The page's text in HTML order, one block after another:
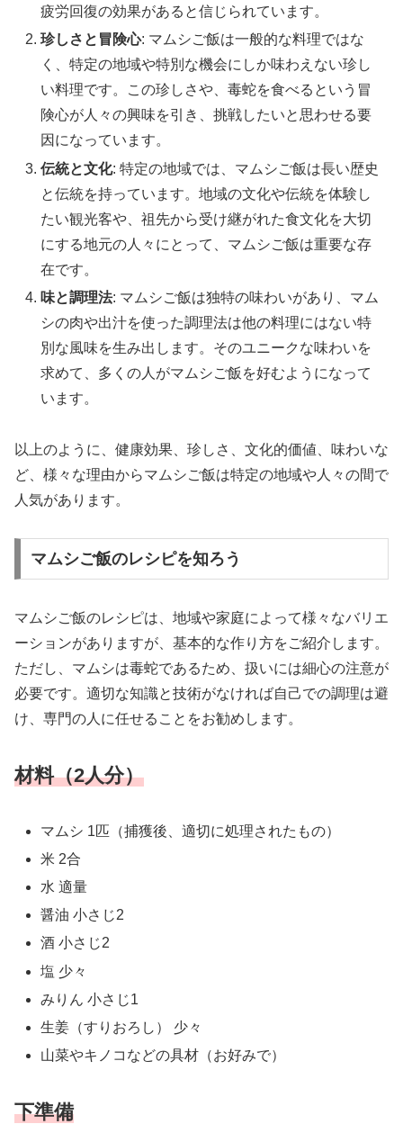
疲労回復の効果があると信じられています。
珍しさと冒険心: マムシご飯は一般的な料理ではな
く、特定の地域や特別な機会にしか味わえない珍し
い料理です。この珍しさや、毒蛇を食べるという冒
険心が人々の興味を引き、挑戦したいと思わせる要
因になっています。
伝統と文化: 特定の地域では、マムシご飯は長い歴史
と伝統を持っています。地域の文化や伝統を体験し
たい観光客や、祖先から受け継がれた食文化を大切
にする地元の人々にとって、マムシご飯は重要な存
在です。
味と調理法: マムシご飯は独特の味わいがあり、マム
シの肉や出汁を使った調理法は他の料理にはない特
別な風味を生み出します。そのユニークな味わいを
求めて、多くの人がマムシご飯を好むようになって
います。
以上のように、健康効果、珍しさ、文化的価値、味わいな
ど、様々な理由からマムシご飯は特定の地域や人々の間で
人気があります。
マムシご飯のレシピを知ろう
マムシご飯のレシピは、地域や家庭によって様々なバリエ
ーションがありますが、基本的な作り方をご紹介します。
ただし、マムシは毒蛇であるため、扱いには細心の注意が
必要です。適切な知識と技術がなければ自己での調理は避
け、専門の人に任せることをお勧めします。
材料（2人分）
マムシ 1匹（捕獲後、適切に処理されたもの）
米 2合
水 適量
醤油 小さじ2
酒 小さじ2
塩 少々
みりん 小さじ1
生姜（すりおろし） 少々
山菜やキノコなどの具材（お好みで）
下準備